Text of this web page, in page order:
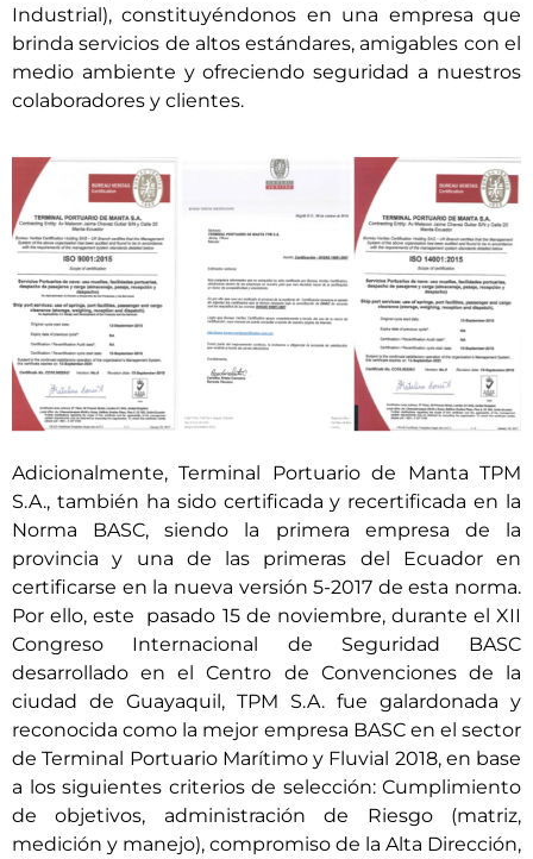
Industrial), constituyéndonos en una empresa que
brinda servicios de altos estándares, amigables con el
medio ambiente y ofreciendo seguridad a nuestros
colaboradores y clientes.
Adicionalmente, Terminal Portuario de Manta TPM
S.A., también ha sido certificada y recertificada en la
Norma BASC, siendo la primera empresa de la
provincia y una de las primeras del Ecuador en
certificarse en la nueva versión 5-2017 de esta norma.
Por ello, este pasado 15 de noviembre, durante el XII
Congreso Internacional de Seguridad BASC
desarrollado en el Centro de Convenciones de la
ciudad de Guayaquil, TPM S.A. fue galardonada y
reconocida como la mejor empresa BASC en el sector
de Terminal Portuario Marítimo y Fluvial 2018, en base
a los siguientes criterios de selección: Cumplimiento
de objetivos, administración de Riesgo (matriz,
medición y manejo), compromiso de la Alta Dirección,